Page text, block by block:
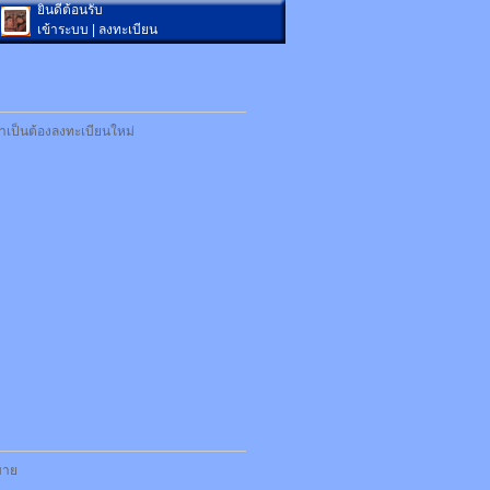
ยินดีต้อนรับ
เข้าระบบ
ลงทะเบียน
ป็นต้องลงทะเบียนใหม่
ย